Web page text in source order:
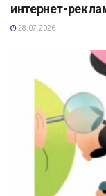
интернет-
28.07.2026